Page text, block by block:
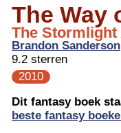
The Way
The Stormlight
Brandon Sanderson
9.2 sterren
2010
Dit fantasy boek
beste fantasy